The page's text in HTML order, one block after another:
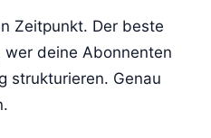
Zeitpunkt. Der beste
deine Abonnenten
strukturieren. Genau